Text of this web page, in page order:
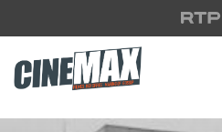
Saltar para o conteúdo principal